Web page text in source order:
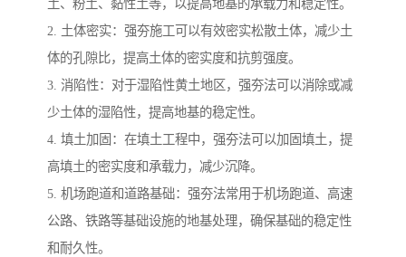
土、粉土、黏性土等，以提高地基的承载力和稳定性。
2. 土体密实：强夯施工可以有效密实松散土体，减少土
体的孔隙比，提高土体的密实度和抗剪强度。
3. 消陷性：对于湿陷性黄土地区，强夯法可以消除或减
少土体的湿陷性，提高地基的稳定性。
4. 填土加固：在填土工程中，强夯法可以加固填土，提
高填土的密实度和承载力，减少沉降。
5. 机场跑道和道路基础：强夯法常用于机场跑道、高速
公路、铁路等基础设施的地基处理，确保基础的稳定性
和耐久性。